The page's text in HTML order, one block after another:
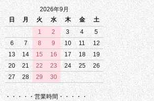
2026年9月
日
月 火 水 木 金
土
1
2 3 4
5
6
7 8 9 10 11
12
13
14 15 16 17 18
19
20
21 22 23 24 25
26
27
28 29 30
・・・・・営業時間・・・・・